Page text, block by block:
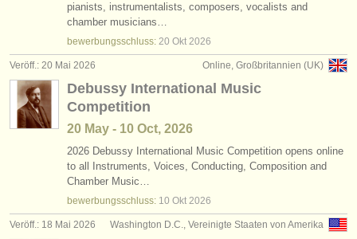
pianists, instrumentalists, composers, vocalists and
chamber musicians…
bewerbungsschluss: 20 Okt 2026
Online, Großbritannien (UK)
Veröff.: 20 Mai 2026
Debussy International Music
Competition
20 May - 10 Oct, 2026
2026 Debussy International Music Competition opens online
to all Instruments, Voices, Conducting, Composition and
Chamber Music…
bewerbungsschluss: 10 Okt 2026
Washington D.C., Vereinigte Staaten von Amerika
Veröff.: 18 Mai 2026